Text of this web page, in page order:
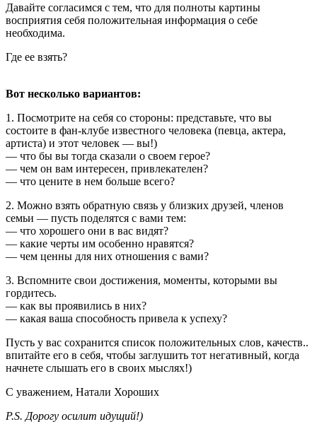
Давайте согласимся с тем, что для полноты картины
восприятия себя положительная информация о себе
необходима.
Где ее взять?
Вот несколько вариантов:
1. Посмотрите на себя со стороны: представьте, что вы
состоите в фан-клубе известного человека (певца, актера,
артиста) и этот человек — вы!)
— что бы вы тогда сказали о своем герое?
— чем он вам интересен, привлекателен?
— что цените в нем больше всего?
2. Можно взять обратную связь у близких друзей, членов
семьи — пусть поделятся с вами тем:
— что хорошего они в вас видят?
— какие черты им особенно нравятся?
— чем ценны для них отношения с вами?
3. Вспомните свои достижения, моменты, которыми вы
гордитесь.
— как вы проявились в них?
— какая ваша способность привела к успеху?
Пусть у вас сохранится список положительных слов, качеств..
впитайте его в себя, чтобы заглушить тот негативный, когда
начнете слышать его в своих мыслях!)
С уважением, Натали Хороших
P.S. Дорогу осилит идущий!)